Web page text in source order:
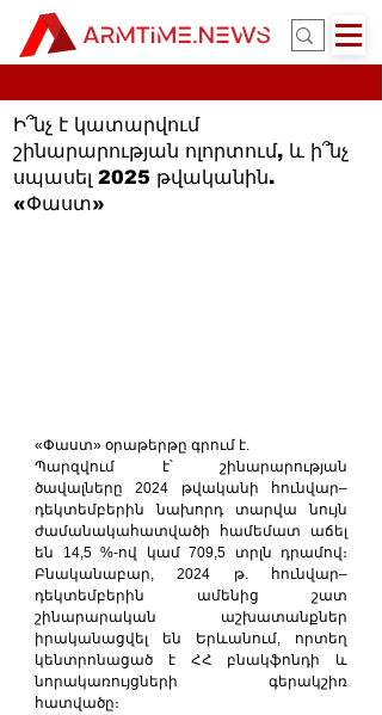
Ի՞նչ է կատարվում
շինարարության ոլորտում, և ի՞նչ
սպասել 2025 թվականին.
«Փաստ»
«Փաստ» օրաթերթը գրում է.
Պարզվում է՝ շինարարության
ծավալները 2024 թվականի հունվար–
դեկտեմբերին նախորդ տարվա նույն
ժամանակահատվածի համեմատ աճել
են 14,5 %-ով կամ 709,5 տրլն դրամով։
Բնականաբար, 2024 թ. հունվար–
դեկտեմբերին ամենից շատ
շինարարական աշխատանքներ
իրականացվել են Երևանում, որտեղ
կենտրոնացած է ՀՀ բնակֆոնդի և
նորակառույցների գերակշիռ
հատվածը։